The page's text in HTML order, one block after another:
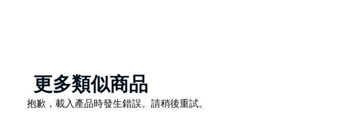
Product
List
更多類似商品
Product
抱歉，載入產品時發生錯誤。請稍後重試。